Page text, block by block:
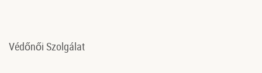
Védőnői Szolgálat